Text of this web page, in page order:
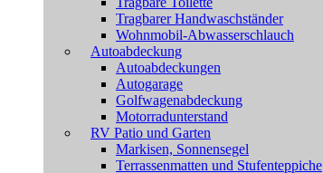
Tragbarer Handwaschständer
Wohnmobil-Abwasserschlauch
Autoabdeckung
Autoabdeckungen
Autogarage
Golfwagenabdeckung
Motorradunterstand
RV Patio und Garten
Markisen, Sonnensegel
Terrassenmatten und Stufenteppiche